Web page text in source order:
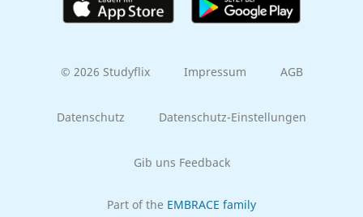
© 2026 Studyflix Impressum AGB
Datenschutz Datenschutz-Einstellungen
Gib uns Feedback
Part of the EMBRACE family